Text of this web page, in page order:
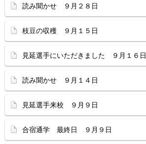
読み聞かせ ９月２８日
枝豆の収穫 ９月１５日
見延選手にいただきました ９月１６日
読み聞かせ ９月１４日
見延選手来校 ９月９日
合宿通学 最終日 ９月９日